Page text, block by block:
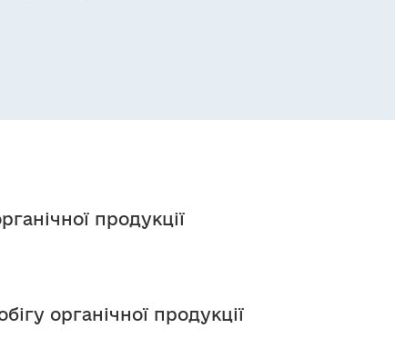
продукції
органічної продукції